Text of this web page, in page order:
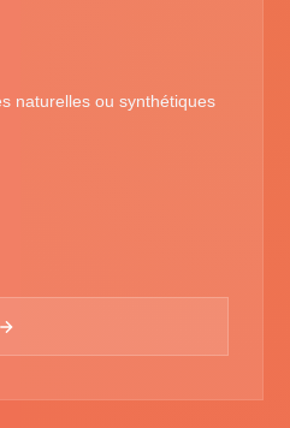
naturelles ou synthétiques